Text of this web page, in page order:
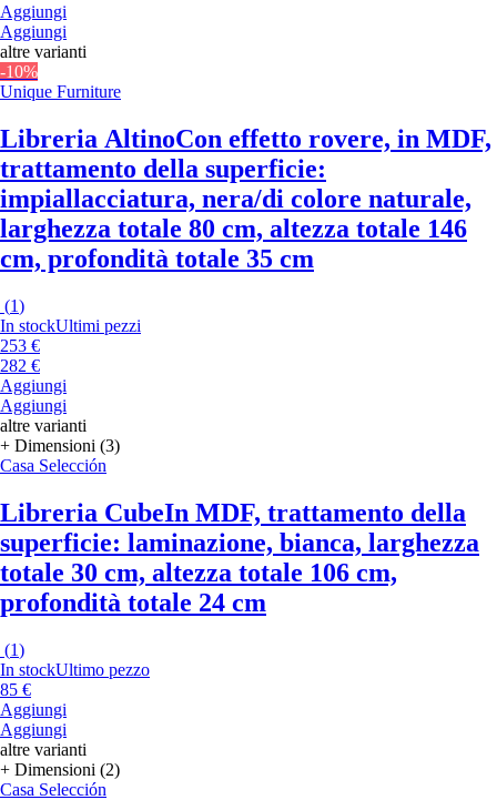
Aggiungi
Aggiungi
altre varianti
-10%
Unique Furniture
Libreria AltinoCon effetto rovere, in MDF,
trattamento della superficie:
impiallacciatura, nera/di colore naturale,
larghezza totale 80 cm, altezza totale 146
cm, profondità totale 35 cm
(1)
In stockUltimi pezzi
253 €
282 €
Aggiungi
Aggiungi
altre varianti
+ Dimensioni (3)
Casa Selección
Libreria CubeIn MDF, trattamento della
superficie: laminazione, bianca, larghezza
totale 30 cm, altezza totale 106 cm,
profondità totale 24 cm
(1)
In stockUltimo pezzo
85 €
Aggiungi
Aggiungi
altre varianti
+ Dimensioni (2)
Casa Selección